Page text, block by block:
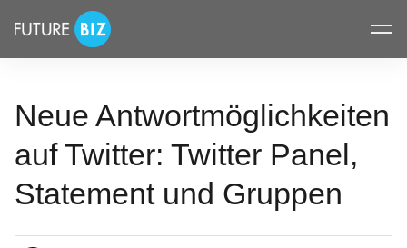
überspringen
FUTUREBIZ
Neue Antwortmöglichkeiten
auf Twitter: Twitter Panel,
Statement und Gruppen